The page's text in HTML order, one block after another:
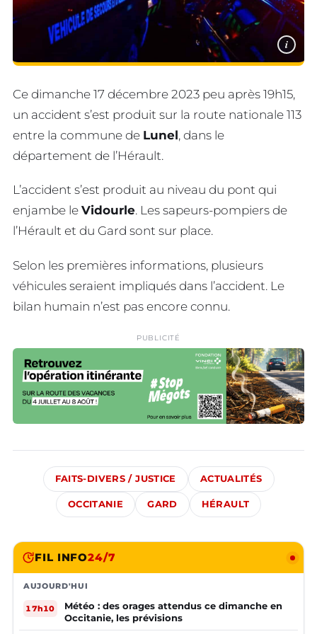
i
Ce dimanche 17 décembre 2023 peu après 19h15,
un accident s’est produit sur la route nationale 113
entre la commune de Lunel, dans le
département de l’Hérault.
L’accident s’est produit au niveau du pont qui
enjambe le Vidourle. Les sapeurs-pompiers de
l’Hérault et du Gard sont sur place.
Selon les premières informations, plusieurs
véhicules seraient impliqués dans l’accident. Le
bilan humain n’est pas encore connu.
PUBLICITÉ
FAITS-DIVERS / JUSTICE ACTUALITÉS
OCCITANIE GARD HÉRAULT
FIL INFO24/7
AUJOURD'HUI
17h10
Météo : des orages attendus ce dimanche en
Occitanie, les prévisions